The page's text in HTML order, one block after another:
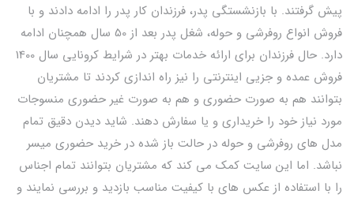
پیش گرفتند. با بازنشستگی پدر، فرزندان کار پدر را ادامه دادند و با
فروش انواع روفرشی و حوله، شغل پدر بعد از 50 سال همچنان ادامه
دارد. حال فرزندان برای ارائه خدمات بهتر در شرایط کرونایی سال 1400
فروش عمده و جزیی اینترنتی را نیز راه اندازی کردند تا مشتریان
بتوانند هم به صورت حضوری و هم به صورت غیر حضوری منسوجات
مورد نیاز خود را خریداری و یا سفارش دهند. شاید دیدن دقیق تمام
مدل های روفرشی و حوله در حالت باز شده در خرید حضوری میسر
نباشد. اما این سایت کمک می کند که مشتریان بتوانند تمام اجناس
را با استفاده از عکس های با کیفیت مناسب بازدید و بررسی نمایند و